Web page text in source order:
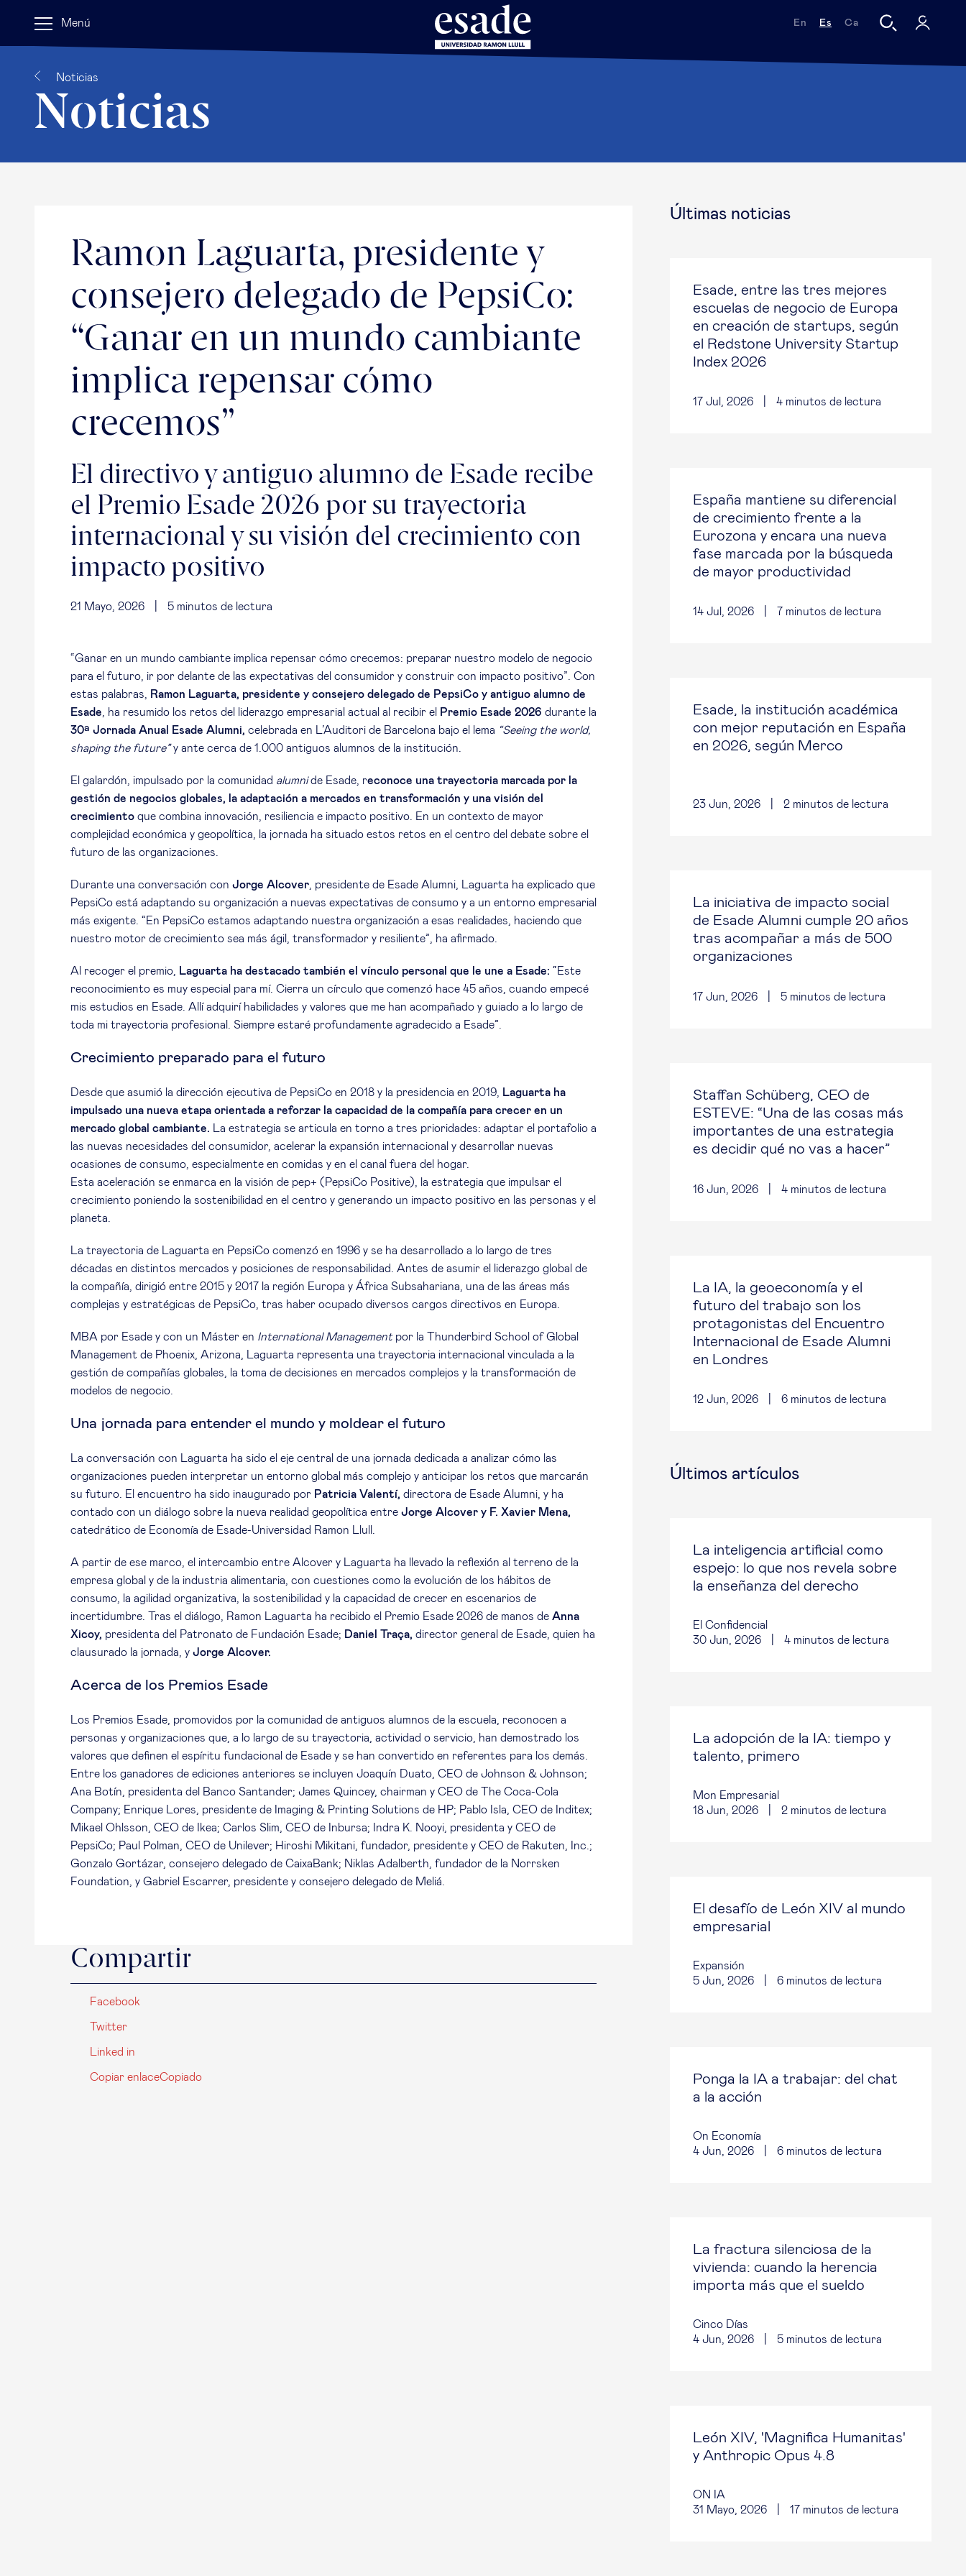
En Es Ca
Menú
Noticias
Noticias
Ramon Laguarta, presidente y
consejero delegado de PepsiCo:
“Ganar en un mundo cambiante
implica repensar cómo
crecemos”
El directivo y antiguo alumno de Esade recibe
el Premio Esade 2026 por su trayectoria
internacional y su visión del crecimiento con
impacto positivo
21 Mayo, 2026 5 minutos de lectura
“Ganar en un mundo cambiante implica repensar cómo crecemos: preparar nuestro modelo de negocio
para el futuro, ir por delante de las expectativas del consumidor y construir con impacto positivo”. Con
estas palabras,
Ramon Laguarta, presidente y consejero delegado de PepsiCo y antiguo alumno de
Esade , ha resumido los retos del liderazgo empresarial actual al recibir el Premio Esade 2026 durante la
30ª Jornada Anual Esade Alumni, celebrada en L’Auditori de Barcelona bajo el lema “Seeing the world,
shaping the future”y ante cerca de 1.000 antiguos alumnos de la institución.
El galardón, impulsado por la comunidad alumnide Esade, reconoce una trayectoria marcada por la
gestión de negocios globales, la adaptación a mercados en transformación y una visión del
crecimiento que combina innovación, resiliencia e impacto positivo. En un contexto de mayor
complejidad económica y geopolítica, la jornada ha situado estos retos en el centro del debate sobre el
futuro de las organizaciones.
Durante una conversación con Jorge Alcover , presidente de Esade Alumni, Laguarta ha explicado que
PepsiCo está adaptando su organización a nuevas expectativas de consumo y a un entorno empresarial
más exigente. “En PepsiCo estamos adaptando nuestra organización a esas realidades, haciendo que
nuestro motor de crecimiento sea más ágil, transformador y resiliente”, ha afirmado.
Al recoger el premio, Laguarta ha destacado también el vínculo personal que le une a Esade: “Este
reconocimiento es muy especial para mí. Cierra un círculo que comenzó hace 45 años, cuando empecé
mis estudios en Esade. Allí adquirí habilidades y valores que me han acompañado y guiado a lo largo de
toda mi trayectoria profesional. Siempre estaré profundamente agradecido a Esade”.
Crecimiento preparado para el futuro
Desde que asumió la dirección ejecutiva de PepsiCo en 2018 y la presidencia en 2019,
Laguarta ha
impulsado una nueva etapa orientada a reforzar la capacidad de la compañía para crecer en un
mercado global cambiante.
La estrategia se articula en torno a tres prioridades: adaptar el portafolio a
las nuevas necesidades del consumidor, acelerar la expansión internacional y desarrollar nuevas
ocasiones de consumo, especialmente en comidas y en el canal fuera del hogar.
Esta aceleración se enmarca en la visión de pep+ (PepsiCo Positive), la estrategia que impulsar el
crecimiento poniendo la sostenibilidad en el centro y generando un impacto positivo en las personas y el
planeta.
La trayectoria de Laguarta en PepsiCo comenzó en 1996 y se ha desarrollado a lo largo de tres
décadas en distintos mercados y posiciones de responsabilidad. Antes de asumir el liderazgo global de
la compañía, dirigió entre 2015 y 2017 la región Europa y África Subsahariana, una de las áreas más
complejas y estratégicas de PepsiCo, tras haber ocupado diversos cargos directivos en Europa.
MBA por Esade y con un Máster en International Management por la Thunderbird School of Global
Management de Phoenix, Arizona, Laguarta representa una trayectoria internacional vinculada a la
gestión de compañías globales, la toma de decisiones en mercados complejos y la transformación de
modelos de negocio.
Una jornada para entender el mundo y moldear el futuro
La conversación con Laguarta ha sido el eje central de una jornada dedicada a analizar cómo las
organizaciones pueden interpretar un entorno global más complejo y anticipar los retos que marcarán
su futuro. El encuentro ha sido inaugurado por Patricia Valentí, directora de Esade Alumni, y ha
contado con un diálogo sobre la nueva realidad geopolítica entre Jorge Alcover y F. Xavier Mena,
catedrático de Economía de Esade-Universidad Ramon Llull.
A partir de ese marco, el intercambio entre Alcover y Laguarta ha llevado la reflexión al terreno de la
empresa global y de la industria alimentaria, con cuestiones como la evolución de los hábitos de
consumo, la agilidad organizativa, la sostenibilidad y la capacidad de crecer en escenarios de
incertidumbre. Tras el diálogo, Ramon Laguarta ha recibido el Premio Esade 2026 de manos de Anna
Xicoy, presidenta del Patronato de Fundación Esade; Daniel Traça, director general de Esade, quien ha
clausurado la jornada, y Jorge Alcover.
Acerca de los Premios Esade
Los Premios Esade, promovidos por la comunidad de antiguos alumnos de la escuela, reconocen a
personas y organizaciones que, a lo largo de su trayectoria, actividad o servicio, han demostrado los
valores que definen el espíritu fundacional de Esade y se han convertido en referentes para los demás.
Entre los ganadores de ediciones anteriores se incluyen Joaquín Duato, CEO de Johnson & Johnson;
Ana Botín, presidenta del Banco Santander; James Quincey, chairman y CEO de The Coca-Cola
Company; Enrique Lores, presidente de Imaging & Printing Solutions de HP; Pablo Isla, CEO de Inditex;
Mikael Ohlsson, CEO de Ikea; Carlos Slim, CEO de Inbursa; Indra K. Nooyi, presidenta y CEO de
PepsiCo; Paul Polman, CEO de Unilever; Hiroshi Mikitani, fundador, presidente y CEO de Rakuten, Inc.;
Gonzalo Gortázar, consejero delegado de CaixaBank; Niklas Adalberth, fundador de la Norrsken
Foundation, y Gabriel Escarrer, presidente y consejero delegado de Meliá.
Compartir
Facebook
Twitter
Linked in
Copiar enlaceCopiado
Últimas noticias
Esade, entre las tres mejores
escuelas de negocio de Europa
en creación de startups, según
el Redstone University Startup
Index 2026
17 Jul, 2026 4 minutos de lectura
España mantiene su diferencial
de crecimiento frente a la
Eurozona y encara una nueva
fase marcada por la búsqueda
de mayor productividad
14 Jul, 2026 7 minutos de lectura
Esade, la institución académica
con mejor reputación en España
en 2026, según Merco
23 Jun, 2026 2 minutos de lectura
La iniciativa de impacto social
de Esade Alumni cumple 20 años
tras acompañar a más de 500
organizaciones
17 Jun, 2026 5 minutos de lectura
Staffan Schüberg, CEO de
ESTEVE: “Una de las cosas más
importantes de una estrategia
es decidir qué no vas a hacer”
16 Jun, 2026 4 minutos de lectura
La IA, la geoeconomía y el
futuro del trabajo son los
protagonistas del Encuentro
Internacional de Esade Alumni
en Londres
12 Jun, 2026 6 minutos de lectura
Últimos artículos
La inteligencia artificial como
espejo: lo que nos revela sobre
la enseñanza del derecho
El Confidencial
30 Jun, 2026
4 minutos de lectura
La adopción de la IA: tiempo y
talento, primero
Mon Empresarial
18 Jun, 2026
2 minutos de lectura
El desafío de León XIV al mundo
empresarial
Expansión
5 Jun, 2026
6 minutos de lectura
Ponga la IA a trabajar: del chat
a la acción
On Economía
4 Jun, 2026
6 minutos de lectura
La fractura silenciosa de la
vivienda: cuando la herencia
importa más que el sueldo
Cinco Días
4 Jun, 2026
5 minutos de lectura
León XIV, 'Magnifica Humanitas'
y Anthropic Opus 4.8
ON IA
31 Mayo, 2026
17 minutos de lectura